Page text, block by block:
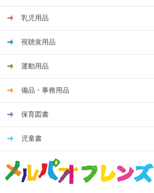
乳児用品
視聴覚用品
運動用品
備品・事務用品
保育図書
児童書